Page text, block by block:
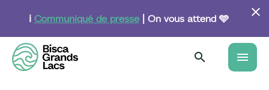
principal
ℹ️ Communiqué de presse| On vous attend 🩵
menu